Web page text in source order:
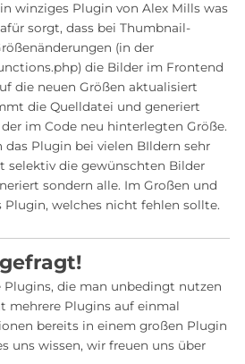
winziges Plugin von Alex Mills was
sorgt, dass bei Thumbnail-
(in der
die Bilder im Frontend
die neuen Größen aktualisiert
die Quelldatei und generiert
im Code neu hinterlegten Größe.
das Plugin bei vielen BIldern sehr
selektiv die gewünschten Bilder
sondern alle. Im Großen und
Plugin, welches nicht fehlen sollte.
die man unbedingt nutzen
mehrere Plugins auf einmal
bereits in einem großen Plugin
uns wissen, wir freuen uns über